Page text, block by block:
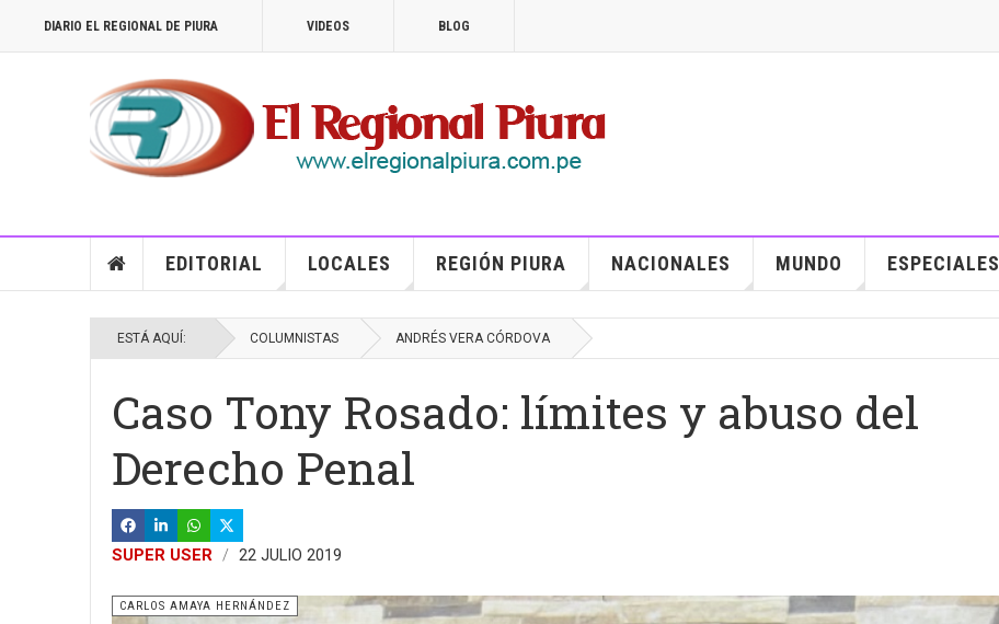
DIARIO EL REGIONAL DE PIURA VIDEOS BLOG
EDITORIAL LOCALES REGIÓN PIURA NACIONALES MUNDO ESPECIALES
ESTÁ AQUÍ: COLUMNISTAS ANDRÉS VERA CÓRDOVA
Caso Tony Rosado: límites y abuso del
Derecho Penal
SUPER USER 22 JULIO 2019
CARLOS AMAYA HERNÁNDEZ